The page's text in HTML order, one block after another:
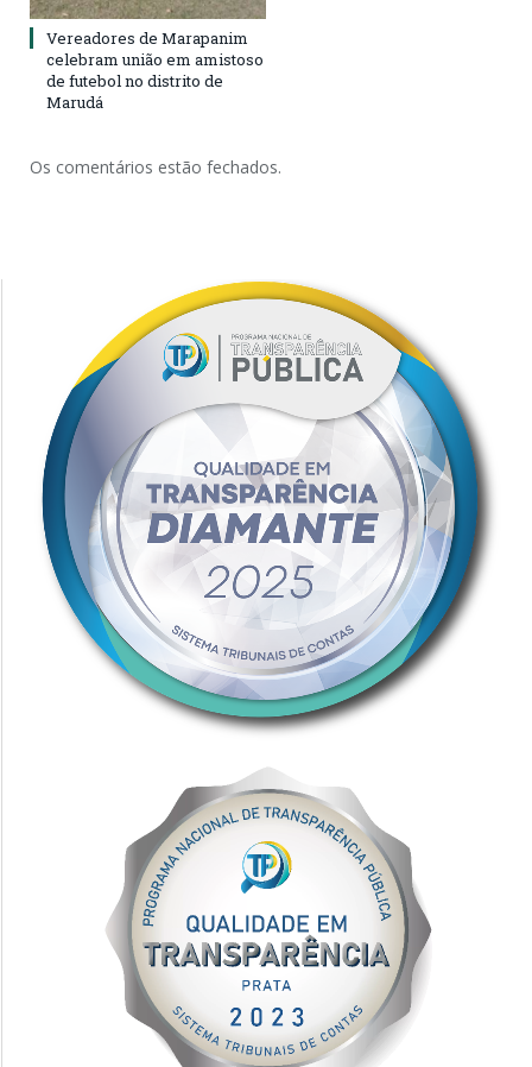
Vereadores de Marapanim
celebram união em amistoso
de futebol no distrito de
Marudá
Os comentários estão fechados.